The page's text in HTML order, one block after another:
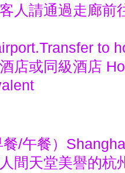
人請通過走廊前
to
店或同級酒店
餐/午餐）
間天堂美譽的杭